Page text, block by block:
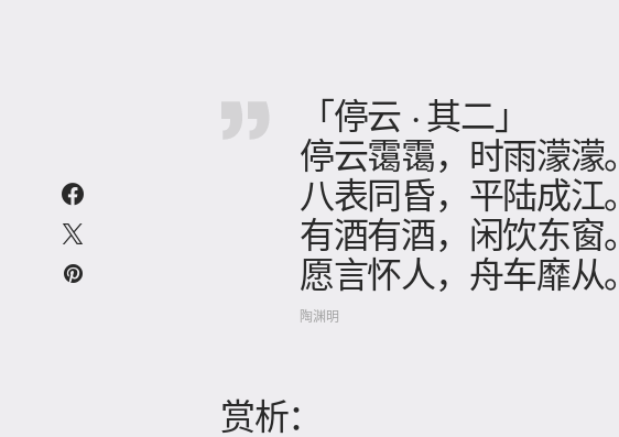
「停云 · 其二」
停云霭霭，时雨濛濛。
八表同昏，平陆成江。
有酒有酒，闲饮东窗。
愿言怀人，舟车靡从。
陶渊明
赏析：